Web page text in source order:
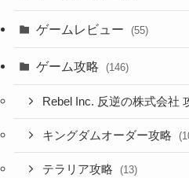
ゲームレビュー (55)
ゲーム攻略 (146)
Rebel Inc. 反逆の株式会社
キングダムオーダー攻略
テラリア攻略 (13)